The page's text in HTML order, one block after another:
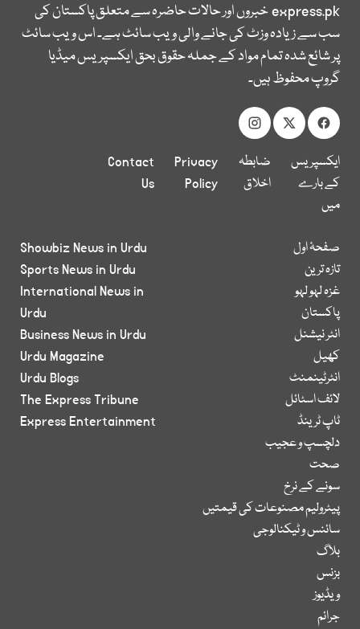
express.pkخبروں اور حالات حاضرہ سے متعلق پاکستان کی
سب سے زیادہ وزٹ کی جانے والی ویب سائٹ ہے۔ اس ویب سائٹ
پر شائع شدہ تمام مواد کے جملہ حقوق بحق ایکسپریس میڈیا
گروپ محفوظ ہیں۔
ایکسپریس
کے بارے
میں
ضابطہ
اخلاق
Privacy
Policy
Contact
Us
صفحۂ اول
تازہ ترین
غزہ لہو لہو
پاکستان
انٹر نیشنل
کھیل
انٹرٹینمنٹ
لائف اسٹائل
ٹاپ ٹرینڈ
دلچسپ و عجیب
صحت
سونے کے نرخ
پیٹرولیم مصنوعات کی قیمتیں
سائنس و ٹیکنالوجی
بلاگ
بزنس
ویڈیوز
جرائم
Showbiz News in Urdu
Sports News in Urdu
International News in
Urdu
Business News in Urdu
Urdu Magazine
Urdu Blogs
The Express Tribune
Express Entertainment